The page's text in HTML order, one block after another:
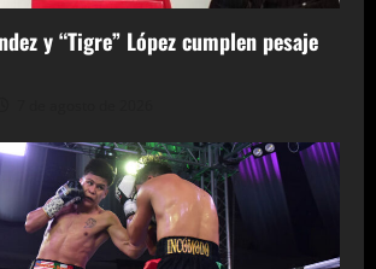
y “Tigre” López cumplen pesaje